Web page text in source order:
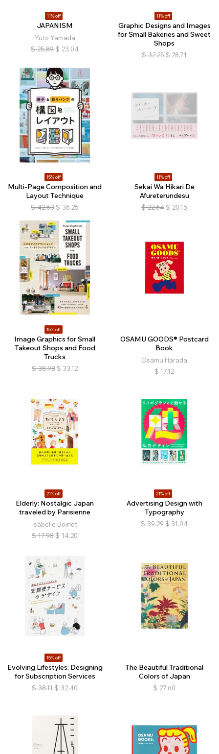
11% off
JAPANISM
Yuto Yamada
$ 25.89 $ 23.04
11% off
Graphic Designs and Images
for Small Bakeries and Sweet
Shops
$ 32.25 $ 28.71
15% off
Multi-Page Composition and
Layout Technique
$ 42.63 $ 36.25
11% off
Sekai Wa Hikari De
Afureterundesu
$ 22.64 $ 20.15
15% off
Image Graphics for Small
Takeout Shops and Food
Trucks
$ 38.98 $ 33.12
OSAMU GOODS® Postcard
Book
Osamu Harada
$ 17.12
21% off
Elderly: Nostalgic Japan
traveled by Parisienne
Isabelle Boinot
$ 17.98 $ 14.20
21% off
Advertising Design with
Typography
$ 39.29 $ 31.04
15% off
Evolving Lifestyles: Designing
for Subscription Services
$ 38.11 $ 32.40
The Beautiful Traditional
Colors of Japan
$ 27.60